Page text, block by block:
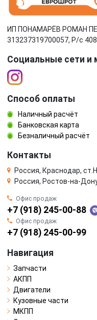
ИП ПОНАМАРЁВ РОМАН
313237319700057, Р/c
Социальные сети и
Способ оплаты
Наличный расчёт
Банковская карта
Безналичный расчёт
Контакты
Россия, Краснодар,
Россия, Ростов-на-
Офис продаж
+7 (918) 245-00-88
Офис продаж
+7 (918) 245-00-99
Навигация
Запчасти
АКПП
Двигатели
Кузовные части
МКПП